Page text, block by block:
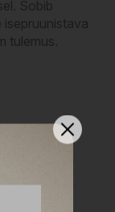
Sobib
isepruunistava
tulemus.